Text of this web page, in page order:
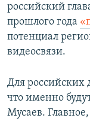
российский
прошлого года
потенциал
видеосвязи.
Для российских
что именно
Мусаев.